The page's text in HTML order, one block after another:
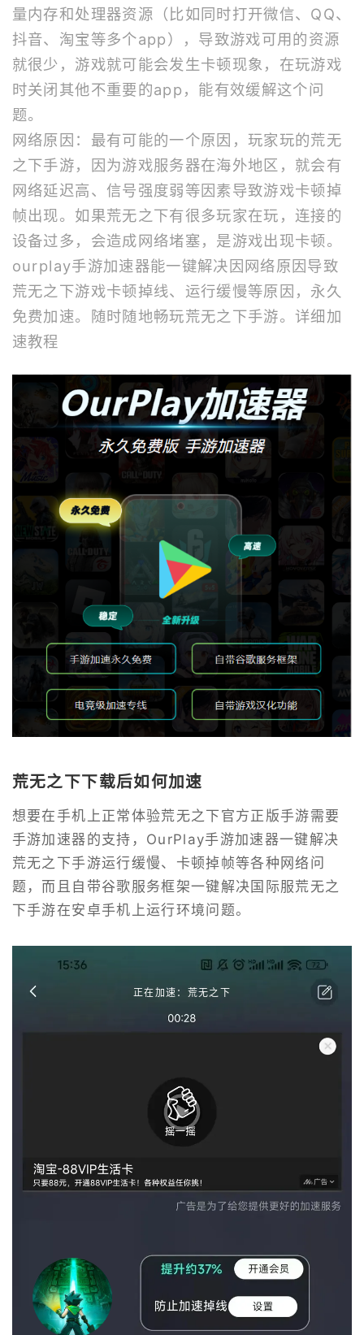
量内存和处理器资源（比如同时打开微信、QQ、
抖音、淘宝等多个app），导致游戏可用的资源
就很少，游戏就可能会发生卡顿现象，在玩游戏
时关闭其他不重要的app，能有效缓解这个问
题。
网络原因：最有可能的一个原因，玩家玩的荒无
之下手游，因为游戏服务器在海外地区，就会有
网络延迟高、信号强度弱等因素导致游戏卡顿掉
帧出现。如果荒无之下有很多玩家在玩，连接的
设备过多，会造成网络堵塞，是游戏出现卡顿。
ourplay手游加速器能一键解决因网络原因导致
荒无之下游戏卡顿掉线、运行缓慢等原因，永久
免费加速。随时随地畅玩荒无之下手游。 详细加
速教程
荒无之下下载后如何加速
想要在手机上正常体验荒无之下官方正版手游需要
手游加速器的支持，OurPlay手游加速器一键解决
荒无之下手游运行缓慢、卡顿掉帧等各种网络问
题，而且自带谷歌服务框架一键解决国际服荒无之
下手游在安卓手机上运行环境问题。
正在加速：荒无之下